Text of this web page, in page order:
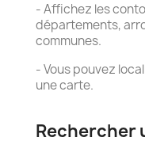
- Affichez les
départements,
communes.
- Vous pouvez
une carte.
Rechercher